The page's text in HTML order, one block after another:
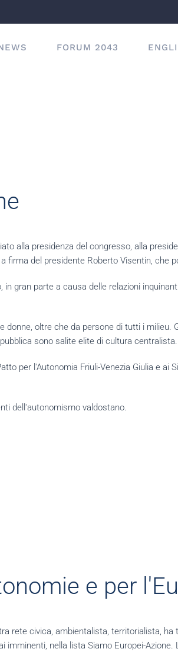
FORUM 2043
alla presidenza del congresso, alla
firma del presidente Roberto Visentin, che
gran parte a causa delle relazioni
oltre che da persone di tutti i milieu.
sono salite elite di cultura centralista.
per l'Autonomia Friuli-Venezia Giulia e ai
dell'autonomismo valdostano.
e per
rete civica, ambientalista, territorialista,
nella lista Siamo Europei-